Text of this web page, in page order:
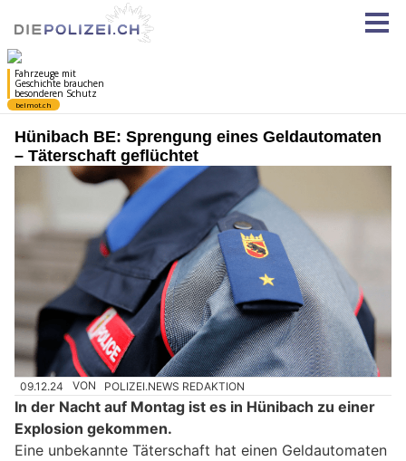
Hünibach BE: Sprengung eines Geldautomaten
– Täterschaft geflüchtet
09.12.24 VON POLIZEI.NEWS REDAKTION
In der Nacht auf Montag ist es in Hünibach zu einer
Explosion gekommen.
Eine unbekannte Täterschaft hat einen Geldautomaten